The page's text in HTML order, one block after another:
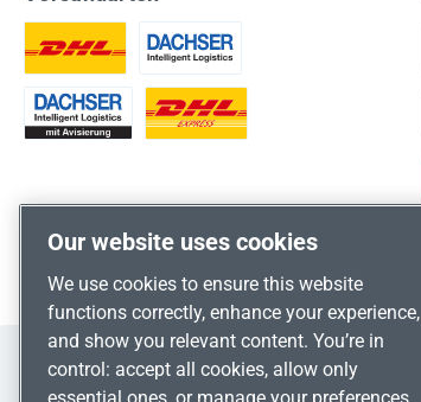
Our website uses cookies
We use cookies to ensure this website
functions correctly, enhance your experience,
and show you relevant content. You’re in
control: accept all cookies, allow only